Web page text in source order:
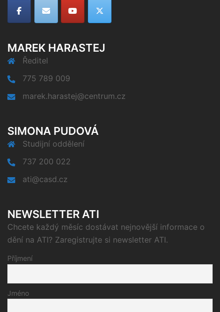
MAREK HARASTEJ
Ředitel
775 789 009
marek.harastej@centrum.cz
SIMONA PUDOVÁ
Studijní oddělení
737 200 022
ati@casd.cz
NEWSLETTER ATI
Chcete každý měsíc dostávat nejnovější informace o
dění na ATI? Zaregistrujte si newsletter ATI.
Příjmení
Jméno